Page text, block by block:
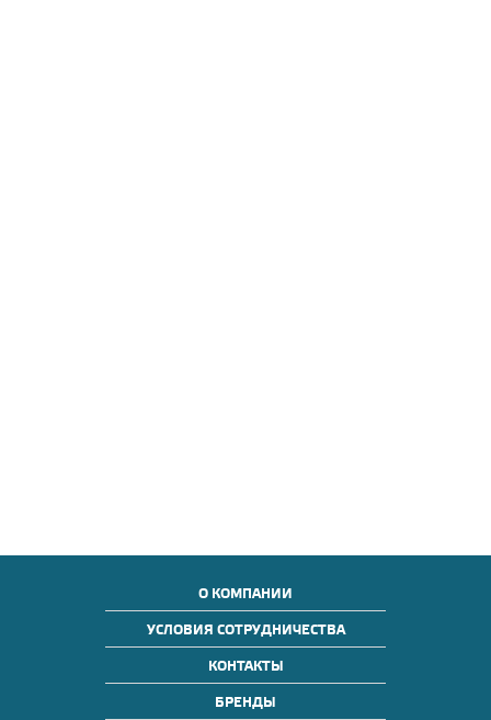
О КОМПАНИИ
УСЛОВИЯ СОТРУДНИЧЕСТВА
КОНТАКТЫ
БРЕНДЫ